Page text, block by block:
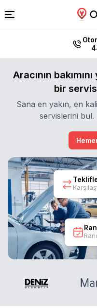
Aracının
bir
Sana en yakın, en
servislerini bul.